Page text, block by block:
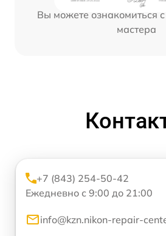
Вы можете ознакомиться
мастера
+7 (843) 254-50-42
Ежедневно с 9:00 до 21:00
info@kzn.nikon-repair-